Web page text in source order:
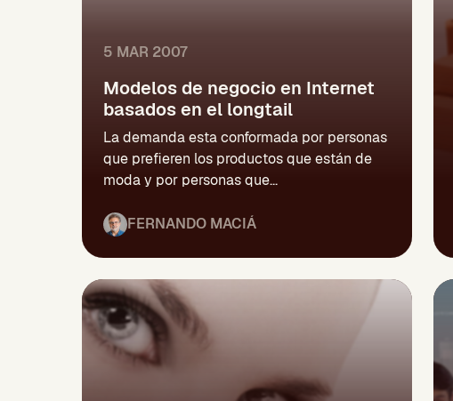
5 MAR 2007
Modelos de negocio en Internet
basados en el longtail
La demanda esta conformada por personas
que prefieren los productos que están de
moda y por personas que...
FERNANDO MACIÁ